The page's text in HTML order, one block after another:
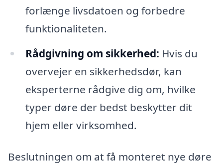
forlænge livsdatoen og forbedre
funktionaliteten.
Rådgivning om sikkerhed: Hvis du
overvejer en sikkerhedsdør, kan
eksperterne rådgive dig om, hvilke
typer døre der bedst beskytter dit
hjem eller virksomhed.
Beslutningen om at få monteret nye døre